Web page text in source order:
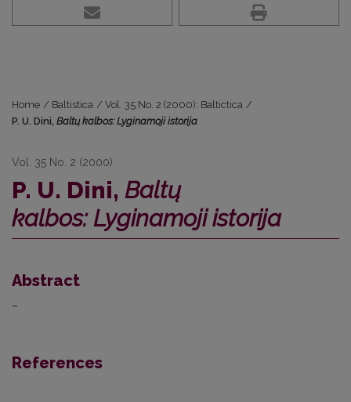
Home / Baltistica / Vol. 35 No. 2 (2000): Baltictica /
P. U. Dini, Baltų kalbos: Lyginamoji istorija
Vol. 35 No. 2 (2000)
P. U. Dini, Baltų
kalbos: Lyginamoji istorija
Abstract
–
References